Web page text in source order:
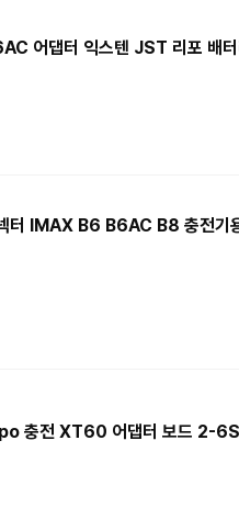
어댑터 익스텐 JST 리포 배
IMAX B6 B6AC B8 충전기용
충전 XT60 어댑터 보드 2-6S